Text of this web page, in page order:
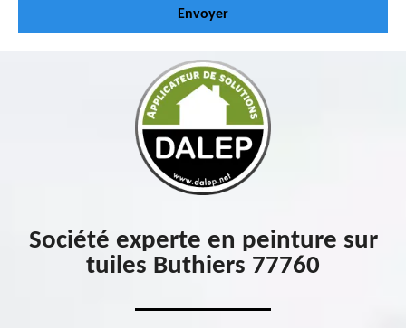
Société experte en peinture sur
tuiles Buthiers 77760